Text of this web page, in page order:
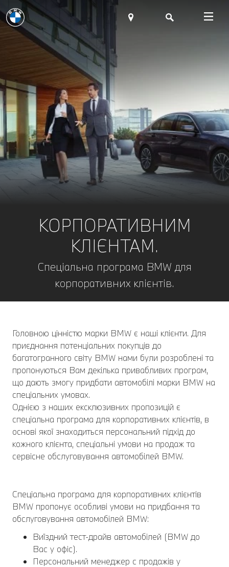
КОРПОРАТИВНИМ
КЛІЄНТАМ.
Спеціальна програма BMW для
корпоративних клієнтів.
Головною цінністю марки BMW є наші клієнти. Для
приєднання потенціальних покупців до
багатогранного світу BMW нами були розроблені та
пропонуються Вам декілька привабливих програм,
що дають змогу придбати автомобілі марки BMW на
спеціальних умовах.
Однією з наших ексклюзивних пропозицій є
спеціальна програма для корпоративних клієнтів, в
основі якої знаходиться персональний підхід до
кожного клієнта, спеціальні умови на продаж та
сервісне обслуговування автомобілей BMW.
Спеціальна програма для корпоративних клієнтів
BMW пропонує особливі умови на придбання та
обслуговування автомобілей BMW:
Виїздний тест-драйв автомобілей (BMW до
Вас у офіс).
Персональний менеджер с продажів у